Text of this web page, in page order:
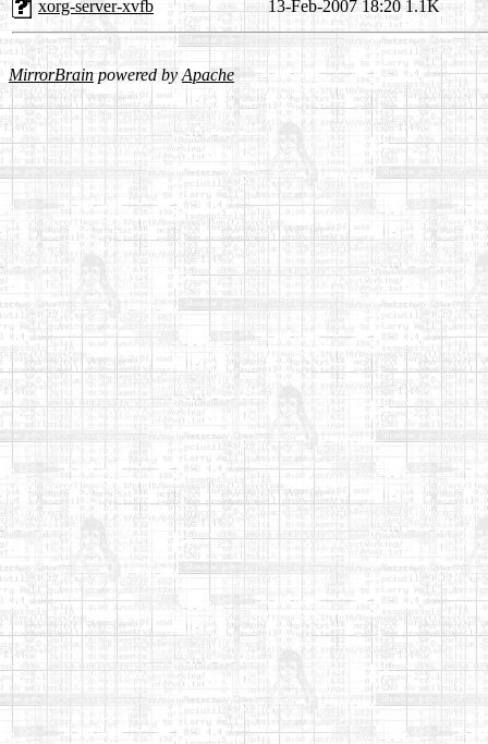
xorg-server-xvfb 13-Feb-2007 18:20 1.1K
MirrorBrainpowered byApache